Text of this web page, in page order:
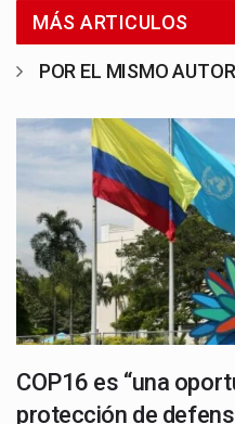
MÁS ARTICULOS
POR EL MISMO AUTOR
COP16 es “una
protección de